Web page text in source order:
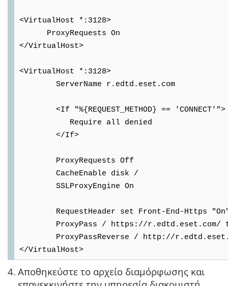
<VirtualHost *:3128>
ProxyRequests On
</VirtualHost>
<VirtualHost *:3128>
ServerName r.edtd.eset.com
<If "%{REQUEST_METHOD} == 'CONNECT'">
Require all denied
</If>
ProxyRequests Off
CacheEnable disk /
SSLProxyEngine On
RequestHeader set Front-End-Https
ProxyPass / https://r.edtd.eset.com/
ProxyPassReverse / http://
</VirtualHost>
4. Αποθηκεύστε το αρχείο διαμόρφωσης και